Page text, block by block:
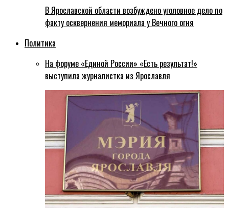
В Ярославской области возбуждено уголовное дело по
факту осквернения мемориала у Вечного огня
Политика
На форуме «Единой России» «Есть результат!»
выступила журналистка из Ярославля